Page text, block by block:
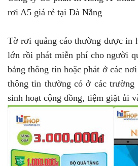
rơi A5 giá rẻ tại Đà Nẵng
Tờ rơi quảng cáo thường được in
lớn rồi phát miễn phí cho người
bảng thông tin hoặc phát ở các
thông tin thường có ở các trường
sinh hoạt cộng đồng, tiệm giặt ủi